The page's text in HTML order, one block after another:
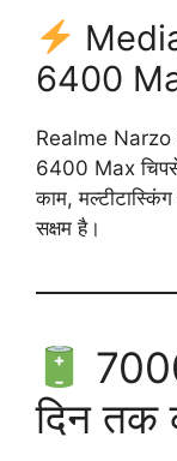
6400
Realme
6400 Max
काम,
सक्षम है।
दिन तक